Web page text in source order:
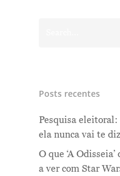
Posts recentes
Pesquisa eleitoral:
ela nunca vai te
O que ‘A
a ver com Star